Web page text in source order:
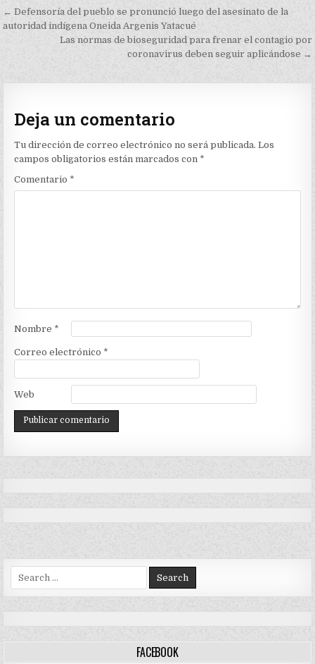
Navegación
de
← Defensoría del pueblo se pronunció luego del asesinato de la
autoridad indígena Oneida Argenis Yatacué
Las normas de bioseguridad para frenar el contagio por
coronavirus deben seguir aplicándose →
Deja un comentario
Tu dirección de correo electrónico no será publicada. Los
campos obligatorios están marcados con *
Comentario *
Nombre *
Correo electrónico *
Web
Search
for:
FACEBOOK